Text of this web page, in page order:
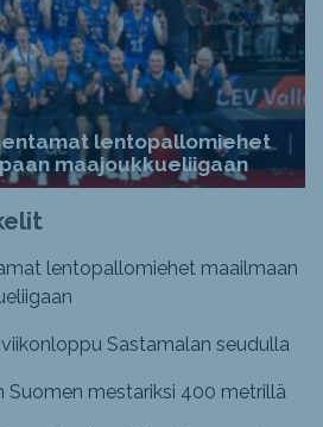
lentopallomiehet
maajoukkueliigaan
lentopallomiehet maailmaan
Sastamalan seudulla
Suomen mestariksi 400 metrillä